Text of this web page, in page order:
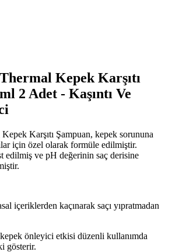
Kepek Karşıtı
2 Adet - Kaşıntı Ve
Karşıtı Şampuan, kepek sorununa
için özel olarak formüle edilmiştir.
edilmiş ve pH değerinin saç derisine
içeriklerden kaçınarak saçı yıpratmadan
kepek önleyici etkisi düzenli kullanımda
gösterir.